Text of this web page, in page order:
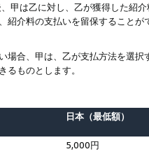
は乙に対し、乙が獲得した紹
紹介料の支払いを留保すること
合、甲は、乙が支払方法を選
ものとします。
日本（最低額）
5,000円